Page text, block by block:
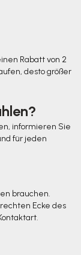
Rabatt von 2
desto größer
informieren Sie
für jeden
brauchen.
Ecke des